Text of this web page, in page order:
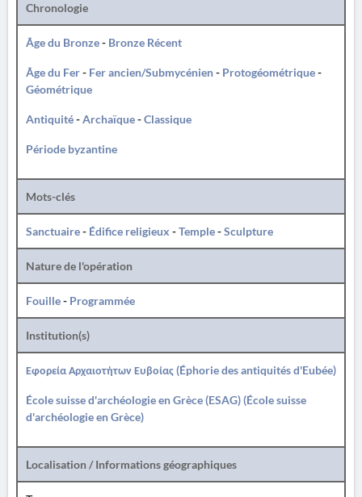
Chronologie
Âge du Bronze- Bronze Récent
Âge du Fer- Fer ancien/Submycénien- Protogéométrique-
Géométrique
Antiquité-Archaïque-Classique
Période byzantine
Mots-clés
Sanctuaire- Édifice religieux -Temple-Sculpture
Nature de l'opération
Fouille- Programmée
Institution(s)
Εφορεία Αρχαιοτήτων Ευβοίας (Éphorie des antiquités d'Eubée)
École suisse d'archéologie en Grèce (ESAG) (École suisse
d'archéologie en Grèce)
Localisation / Informations géographiques